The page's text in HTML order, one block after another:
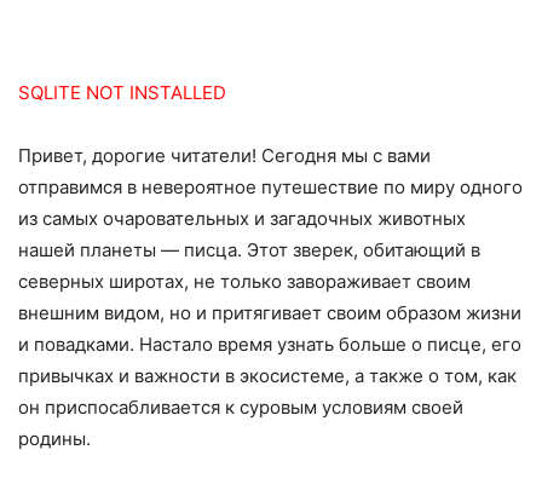
SQLITE NOT INSTALLED
Привет, дорогие читатели! Сегодня мы с вами
отправимся в невероятное путешествие по миру одного
из самых очаровательных и загадочных животных
нашей планеты — писца. Этот зверек, обитающий в
северных широтах, не только завораживает своим
внешним видом, но и притягивает своим образом жизни
и повадками. Настало время узнать больше о писце, его
привычках и важности в экосистеме, а также о том, как
он приспосабливается к суровым условиям своей
родины.